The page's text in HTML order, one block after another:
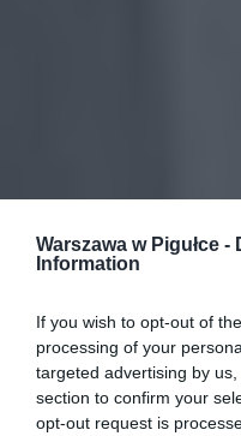
Warszawa w Pigułce -
Information
If you wish to opt-out of
processing of your
targeted advertising by
section to confirm your
opt-out request is